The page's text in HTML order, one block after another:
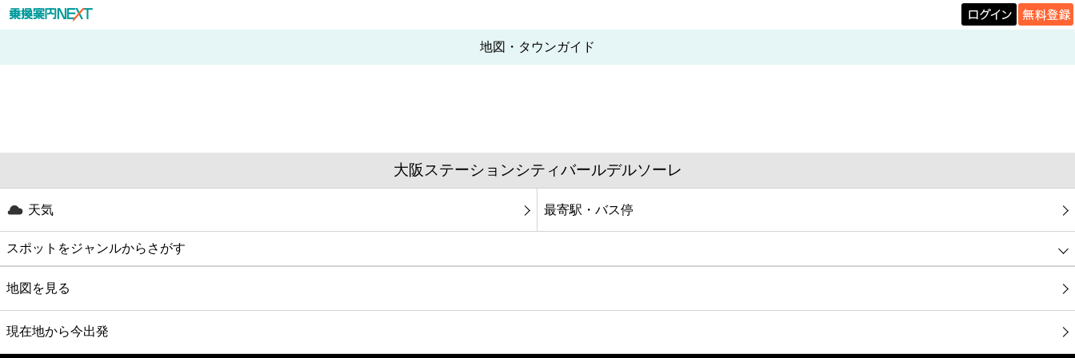
地図・タウンガイド
大阪ステーションシティバールデルソーレ
天気 最寄駅・バス停
スポットをジャンルからさがす
グルメ
映画
地図を見る
現在地から今出発